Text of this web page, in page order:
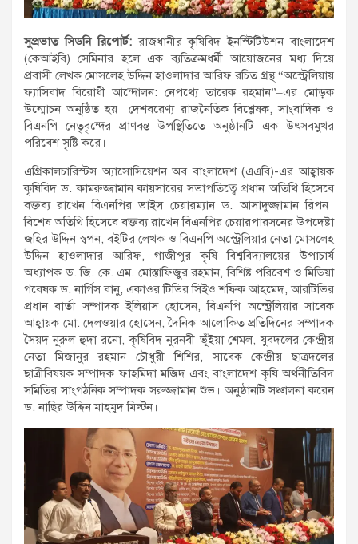
সুপ্রভাত সিডনি রিপোর্ট:রাজধানীর কৃষিবিদ ইনস্টিটিউশন বাংলাদেশ
(কেআইবি) সেমিনার হলে এক ব্যতিক্রমধর্মী আয়োজনের মধ্য দিয়ে
প্রবাসী লেখক মোসলেহ উদ্দিন হাওলাদার আরিফ রচিত গ্রন্থ “অস্ট্রেলিয়ায়
ফ্যাসিবাদ বিরোধী আন্দোলন: নেপথ্যে তারেক রহমান”–এর মোড়ক
উন্মোচন অনুষ্ঠিত হয়। দেশবরেণ্য রাজনৈতিক বিশ্লেষক, সাংবাদিক ও
বিএনপি নেতৃবৃন্দের প্রাণবন্ত উপস্থিতিতে অনুষ্ঠানটি এক উৎসবমুখর
পরিবেশ সৃষ্টি করে।
এগ্রিকালচারিস্টস অ্যাসোসিয়েশন অব বাংলাদেশ (এএবি)-এর আহ্বায়ক
কৃষিবিদ ড. কামরুজ্জামান কায়সারের সভাপতিত্বে প্রধান অতিথি হিসেবে
বক্তব্য রাখেন বিএনপির ভাইস চেয়ারম্যান ড. আসাদুজ্জামান রিপন।
বিশেষ অতিথি হিসেবে বক্তব্য রাখেন বিএনপির চেয়ারপারসনের উপদেষ্টা
জহির উদ্দিন স্বপন, বইটির লেখক ও বিএনপি অস্ট্রেলিয়ার নেতা মোসলেহ
উদ্দিন হাওলাদার আরিফ, গাজীপুর কৃষি বিশ্ববিদ্যালয়ের উপাচার্য
অধ্যাপক ড. জি. কে. এম. মোস্তাফিজুর রহমান, বিশিষ্ট পরিবেশ ও মিডিয়া
গবেষক ড. নার্গিস বানু, একাওর টিভির সিইও শফিক আহমেদ, আরটিভির
প্রধান বার্তা সম্পাদক ইলিয়াস হোসেন, বিএনপি অস্ট্রেলিয়ার সাবেক
আহ্বায়ক মো. দেলওয়ার হোসেন, দৈনিক আলোকিত প্রতিদিনের সম্পাদক
সৈয়দ নুরুল হুদা রনো, কৃষিবিদ নুরনবী ভূঁইয়া শেমল, যুবদলের কেন্দ্রীয়
নেতা মিজানুর রহমান চৌধুরী শিশির, সাবেক কেন্দ্রীয় ছাত্রদলের
ছাত্রীবিষয়ক সম্পাদক ফাহমিদা মজিদ এবং বাংলাদেশ কৃষি অর্থনীতিবিদ
সমিতির সাংগঠনিক সম্পাদক সরুজ্জামান শুভ। অনুষ্ঠানটি সঞ্চালনা করেন
ড. নাছির উদ্দিন মাহমুদ মিল্টন।